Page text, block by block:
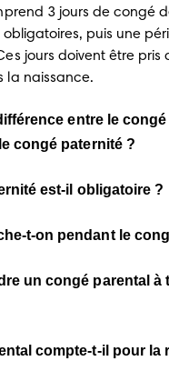
3 jours de congé
obligatoires, puis une
jours doivent être pris
la naissance.
entre le congé
congé paternité ?
est-il obligatoire ?
t-on pendant le
un congé parental à
compte-t-il pour la